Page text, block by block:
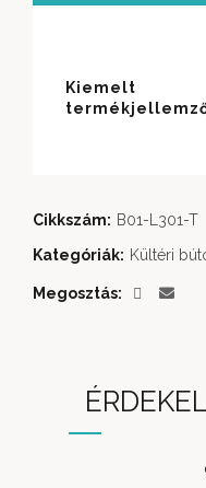
Kiemelt
Cikkszám: B01-L301-T
Kategóriák: Kültéri
Megosztás